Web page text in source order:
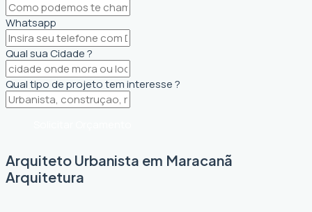
Whatsapp
Qual sua Cidade ?
Qual tipo de projeto tem interesse ?
Arquiteto Urbanista em Maracanã
Arquitetura